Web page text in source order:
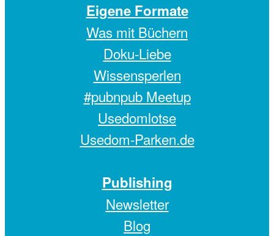
Eigene Formate
Was mit Büchern
Doku-Liebe
Wissensperlen
#pubnpub Meetup
Usedomlotse
Usedom-Parken.de
Publishing
Newsletter
Blog